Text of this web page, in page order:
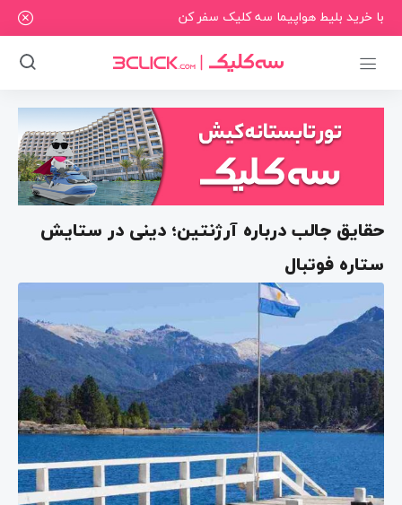
با خرید بلیط هواپیما سه کلیک سفر کن
حقایق جالب درباره آرژنتین؛ دینی در ستایش
ستاره فوتبال